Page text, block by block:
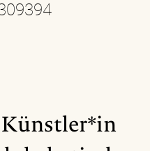
Künstler*in